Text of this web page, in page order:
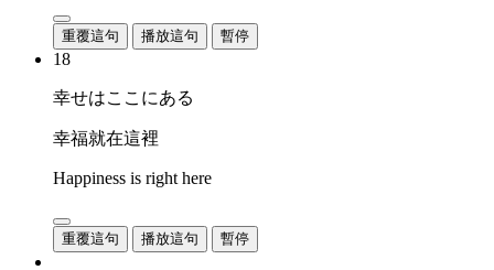
重覆這句 播放這句 暫停
18
幸せはここにある
幸福就在這裡
Happiness is right here
重覆這句 播放這句 暫停